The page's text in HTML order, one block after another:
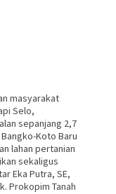
masyarakat
Selo,
sepanjang 2,7
Koto Baru
lahan pertanian
sekaligus
Eka Putra, SE,
Prokopim Tanah